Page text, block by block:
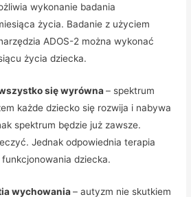
wykonanie badania
życia. Badanie z użyciem
ADOS-2 można wykonać
życia dziecka.
się wyrówna– spektrum
każde dziecko się rozwija i nabywa
spektrum będzie już zawsze.
Jednak odpowiednia terapia
dziecka.
wychowania– autyzm nie skutkiem